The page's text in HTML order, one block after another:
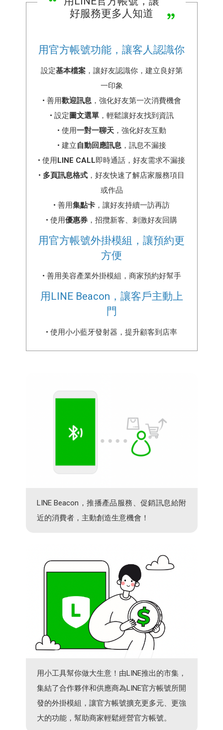
好服務更多人知道
用官方帳號功能，讓客人認識你
設定基本檔案，讓好友認識你，建立良好第
一印象
• 善用歡迎訊息 ，強化好友第一次消費機會
• 設定圖文選單，輕鬆讓好友找到資訊
• 使用一對一聊天，強化好友互動
• 建立自動回應訊息 ，訊息不漏接
• 使用LINE CALL即時通話，好友需求不漏接
• 多頁訊息格式 ，好友快速了解店家服務項目
或作品
• 善用集點卡 ，讓好友持續一訪再訪
• 使用優惠券 ，招攬新客、刺激好友回購
用官方帳號外掛模組，讓預約更
方便
• 善用美容產業外掛模組，商家預約好幫手
用LINE Beacon，讓客戶主動上
門
• 使用小小藍牙發射器，提升顧客到店率
LINE Beacon，推播產品服務、促銷訊息給附
近的消費者，主動創造生意機會！
用小工具幫你做大生意！由LINE推出的市集，
集結了合作夥伴和供應商為LINE官方帳號所開
發的外掛模組，讓官方帳號擴充更多元、更強
大的功能，幫助商家輕鬆經營官方帳號。